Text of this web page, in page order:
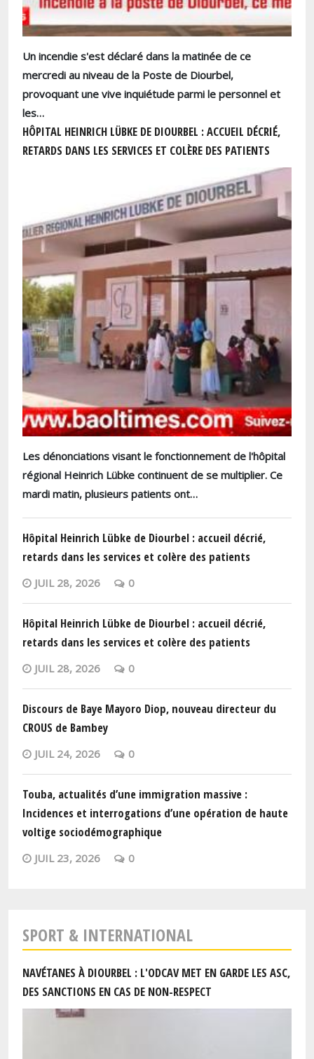
Un incendie s'est déclaré dans la matinée de ce
mercredi au niveau de la Poste de Diourbel,
provoquant une vive inquiétude parmi le personnel et
les…
HÔPITAL HEINRICH LÜBKE DE DIOURBEL : ACCUEIL DÉCRIÉ,
RETARDS DANS LES SERVICES ET COLÈRE DES PATIENTS
Les dénonciations visant le fonctionnement de l'hôpital
régional Heinrich Lübke continuent de se multiplier. Ce
mardi matin, plusieurs patients ont…
Hôpital Heinrich Lübke de Diourbel : accueil décrié,
retards dans les services et colère des patients
JUIL 28, 2026 0
Hôpital Heinrich Lübke de Diourbel : accueil décrié,
retards dans les services et colère des patients
JUIL 28, 2026 0
Discours de Baye Mayoro Diop, nouveau directeur du
CROUS de Bambey
JUIL 24, 2026 0
Touba, actualités d’une immigration massive :
Incidences et interrogations d’une opération de haute
voltige sociodémographique
JUIL 23, 2026 0
SPORT & INTERNATIONAL
NAVÉTANES À DIOURBEL : L'ODCAV MET EN GARDE LES ASC,
DES SANCTIONS EN CAS DE NON-RESPECT